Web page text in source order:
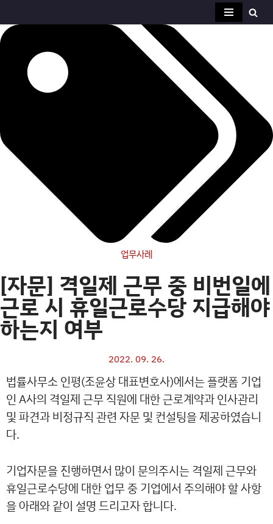
업무사례
[자문] 격일제 근무 중 비번일에
근로 시 휴일근로수당 지급해야
하는지 여부
2022. 09. 26.
법률사무소 인평(조윤상 대표변호사)에서는 플랫폼 기업
인 A사의 격일제 근무 직원에 대한 근로계약과 인사관리
및 파견과 비정규직 관련 자문 및 컨설팅을 제공하였습니
다.
기업자문을 진행하면서 많이 문의주시는 격일제 근무와
휴일근로수당에 대한 업무 중 기업에서 주의해야 할 사항
을 아래와 같이 설명 드리고자 합니다.